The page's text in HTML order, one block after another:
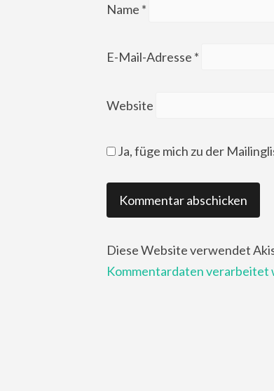
Name *
E-Mail-Adresse *
Website
Ja, füge mich zu der
Diese Website verwendet
Kommentardaten verarbeitet